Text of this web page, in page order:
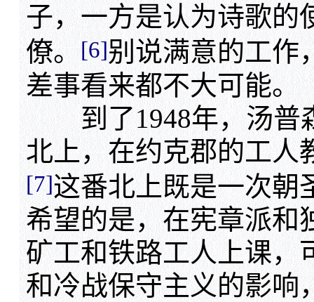
子，一方是认为诗歌的
僚。
[6]别说满意的工作
差事看来都不大可能。
到了1948年，汤普
北上，在约克郡的工人
[7]这番北上既是一次朝
希望的是，在宪章派和
矿工和铁路工人上课，
和冷战保守主义的影响